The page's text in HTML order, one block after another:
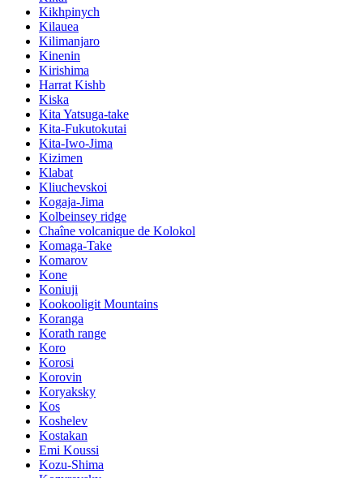
Kikhpinych
Kilauea
Kilimanjaro
Kinenin
Kirishima
Harrat Kishb
Kiska
Kita Yatsuga-take
Kita-Fukutokutai
Kita-Iwo-Jima
Kizimen
Klabat
Kliuchevskoi
Kogaja-Jima
Kolbeinsey ridge
Chaîne volcanique de Kolokol
Komaga-Take
Komarov
Kone
Koniuji
Kookooligit Mountains
Koranga
Korath range
Koro
Korosi
Korovin
Koryaksky
Kos
Koshelev
Kostakan
Emi Koussi
Kozu-Shima